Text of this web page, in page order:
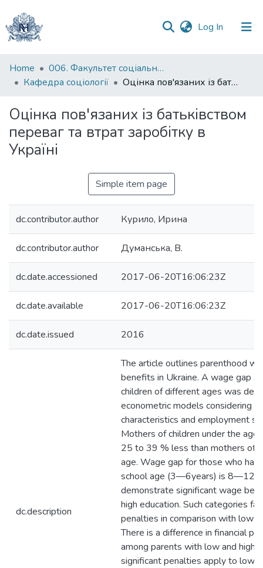
Log In (current)
Communities
&
All of DSpace
Statistics
Home
006. Факультет соціальних наук і соціальних технологій
Кафедра соціології
Оцінка пов'язаних із батьківством переваг та втрат заробітку в Україні
Оцінка пов'язаних із батьківством
переваг та втрат заробітку в
Україні
Simple item page
dc.contributor.author Курило, Ирина
dc.contributor.author Думанська, В.
dc.date.accessioned 2017-06-20T16:06:23Z
dc.date.available 2017-06-20T16:06:23Z
dc.date.issued 2016
dc.description
The article outlines parenthood
benefits in Ukraine. A wage gap
children of different ages was
econometric models considering
characteristics and employment
Mothers of children under the age
25 to 39 % less than mothers of
age. Wage gap for those who
school age (3—6years) is 8—12
demonstrate significant wage
high education. Such categories
penalties in comparison with low-
There is a difference in financial
among parents with low and high
significant penalties apply to low-